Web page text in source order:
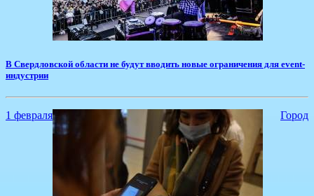
​В Свердловской области не будут вводить новые ограничения для event-
индустрии
1 февраля Город